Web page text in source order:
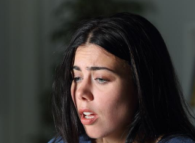
Les médicaments GLP-1
protègent-ils aussi les os
?